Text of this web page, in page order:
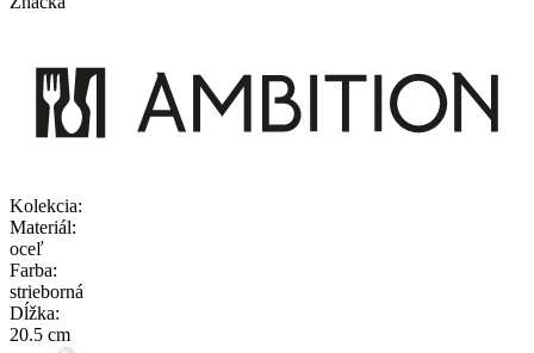
Kolekcia:
Materiál:
oceľ
Farba:
strieborná
Dĺžka:
20.5 cm